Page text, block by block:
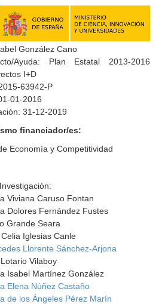
González Cano
Ayuda: Plan Estatal 2013-2016
I+D
63942-P
01-2016
31-12-2019
financiador/es:
Economía y Competitividad
Viviana Caruso Fontan
Dolores Fernández Fustes
Grande Seara
Iglesias Canle
Llorente Sánchez-Arjona
Vilaboy
Isabel Martínez González
Elena Núñez Castaño
de los Ángeles Pérez Marín